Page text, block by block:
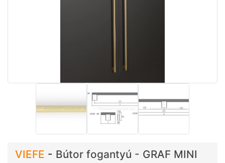
VIEFE - Bútor fogantyú - GRAF MINI